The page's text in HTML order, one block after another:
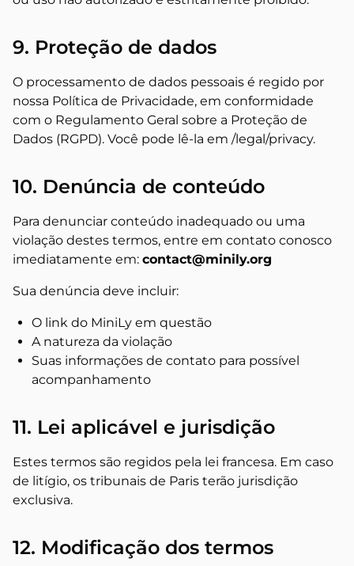
9. Proteção de dados
O processamento de dados pessoais é regido por
nossa Política de Privacidade, em conformidade
com o Regulamento Geral sobre a Proteção de
Dados (RGPD). Você pode lê-la em /legal/privacy.
10. Denúncia de conteúdo
Para denunciar conteúdo inadequado ou uma
violação destes termos, entre em contato conosco
imediatamente em: contact@minily.org
Sua denúncia deve incluir:
O link do MiniLy em questão
A natureza da violação
Suas informações de contato para possível
acompanhamento
11. Lei aplicável e jurisdição
Estes termos são regidos pela lei francesa. Em caso
de litígio, os tribunais de Paris terão jurisdição
exclusiva.
12. Modificação dos termos